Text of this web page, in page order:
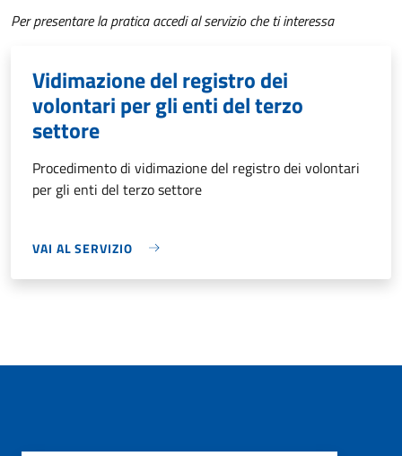
Per presentare la pratica accedi al servizio che ti interessa
Vidimazione del registro dei
volontari per gli enti del terzo
settore
Procedimento di vidimazione del registro dei volontari
per gli enti del terzo settore
VAI AL SERVIZIO